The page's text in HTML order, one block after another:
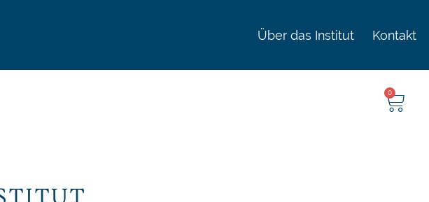
Über das Institut Kontakt
0